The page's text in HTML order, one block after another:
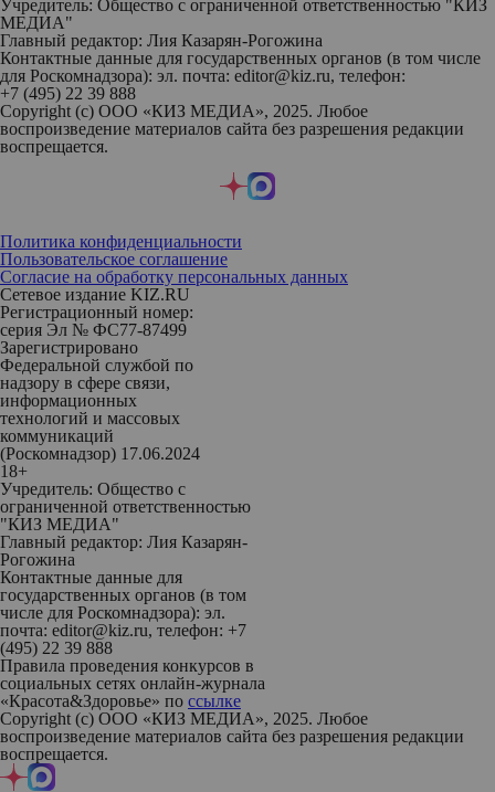
Учредитель: Общество с ограниченной ответственностью "КИЗ
МЕДИА"
Главный редактор: Лия Казарян-Рогожина
Контактные данные для государственных органов (в том числе
для Роскомнадзора): эл. почта: editor@kiz.ru, телефон:
+7 (495) 22 39 888
Copyright (с) ООО «КИЗ МЕДИА», 2025. Любое
воспроизведение материалов сайта без разрешения редакции
воспрещается.
Политика конфиденциальности
Пользовательское соглашение
Согласие на обработку персональных данных
Сетевое издание KIZ.RU
Регистрационный номер:
серия Эл № ФС77-87499
Зарегистрировано
Федеральной службой по
надзору в сфере связи,
информационных
технологий и массовых
коммуникаций
(Роскомнадзор) 17.06.2024
18+
Учредитель: Общество с
ограниченной ответственностью
"КИЗ МЕДИА"
Главный редактор: Лия Казарян-
Рогожина
Контактные данные для
государственных органов (в том
числе для Роскомнадзора): эл.
почта: editor@kiz.ru, телефон: +7
(495) 22 39 888
Правила проведения конкурсов в
социальных сетях онлайн-журнала
«Красота&Здоровье» по ссылке
Copyright (с) ООО «КИЗ МЕДИА», 2025. Любое
воспроизведение материалов сайта без разрешения редакции
воспрещается.